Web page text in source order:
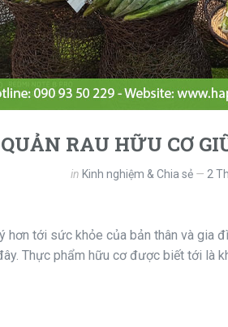
RAU HỮU CƠ
in Kinh nghiệm & Chia sẻ 2
tới sức khỏe của bản thân và gia
Thực phẩm hữu cơ được biết tới là